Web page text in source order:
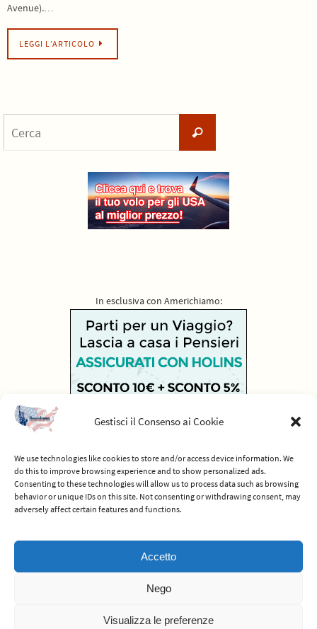
Gestisci il Consenso ai Cookie
We use technologies like cookies to store and/or access device information. We
do this to improve browsing experience and to show personalized ads.
Consenting to these technologies will allow us to process data such as browsing
behavior or unique IDs on this site. Not consenting or withdrawing consent, may
adversely affect certain features and functions.
Accetto
Nego
Visualizza le preferenze
Avenue).…
LEGGI L’ARTICOLO
Cerca
In esclusiva con Americhiamo:
© 2012-2026 Americhiamo - Tutti i diritti riservati -
Termini e condizioni
del servizio
Nirvana&